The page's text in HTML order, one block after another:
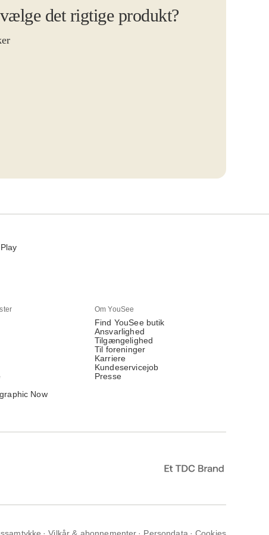
det rigtige produkt?
Now
Om YouSee
Find YouSee butik
Ansvarlighed
Tilgængelighed
Til foreninger
Karriere
Kundeservicejob
Presse
Vilkår & abonnementer Persondata Cookies